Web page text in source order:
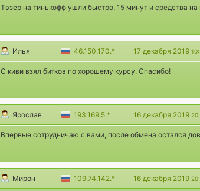
Тэзер на тинькофф ушли быстро, 15 минут и средства на
Илья 46.150.170.* 17 декабря 2019
С киви взял битков по хорошему курсу. Спасибо!
Ярослав 193.169.5.* 16 декабря 2019
Впервые сотрудничаю с вами, после обмена остался
Мирон 109.74.142.* 16 декабря 2019